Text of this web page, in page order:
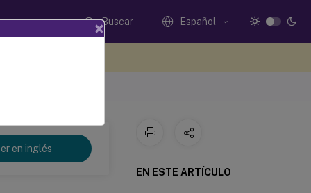
Buscar Español
en inglés
EN ESTE ARTÍCULO
×